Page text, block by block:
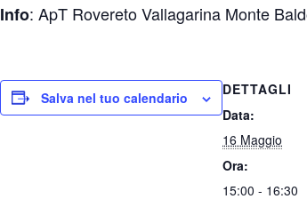
Info: ApT Rovereto Vallagarina Monte
Salva nel tuo calendario
DETTAGLI
Data:
16 Maggio
Ora:
15:00 - 16:30